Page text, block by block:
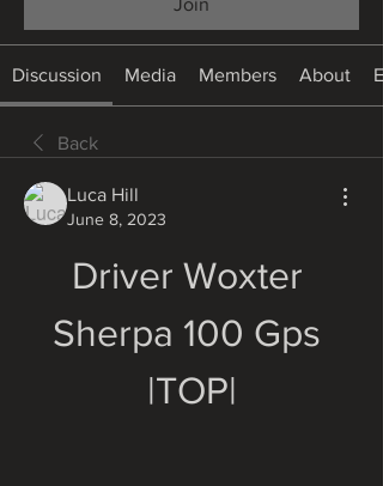
Join
Discussion Media Members About
Back
Luca Hill
June 8, 2023
Driver Woxter
Sherpa 100 Gps
|TOP|